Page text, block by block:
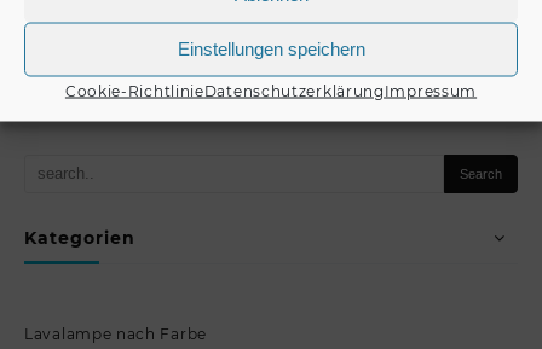
Einstellungen speichern
Cookie-RichtlinieDatenschutzerklärung Impressum
Kategorien
Lavalampe nach Farbe
€5,50
Produkt kaufen
€6,50
Produkt kaufen